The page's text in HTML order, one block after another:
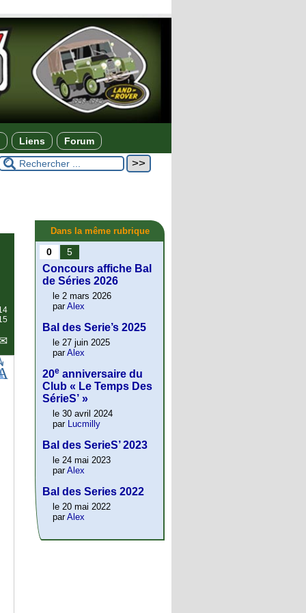
Liens Forum
Dans la même rubrique
0 5
Concours affiche Bal
de Séries 2026
le 2 mars 2026
parAlex
Bal des Serie’s 2025
le 27 juin 2025
parAlex
20e anniversaire du
Club « Le Temps Des
SérieS’ »
le 30 avril 2024
par
Lucmilly
Bal des SerieS’ 2023
le 24 mai 2023
parAlex
Bal des Series 2022
le 20 mai 2022
parAlex